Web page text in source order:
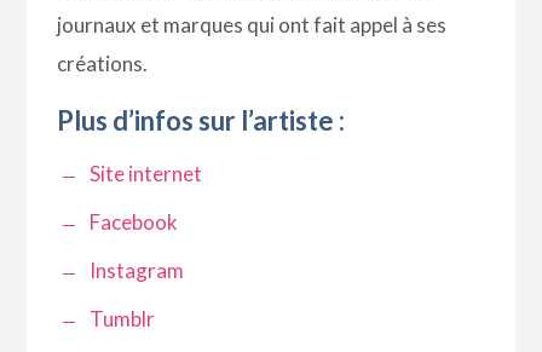
journaux et marques qui ont fait appel à ses
créations.
Plus d’infos sur l’artiste :
Site internet
Facebook
Instagram
Tumblr